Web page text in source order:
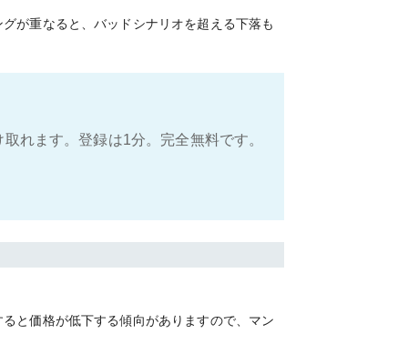
が重なると、バッドシナリオを超える下落も
れます。登録は1分。完全無料です。
と価格が低下する傾向がありますので、マン